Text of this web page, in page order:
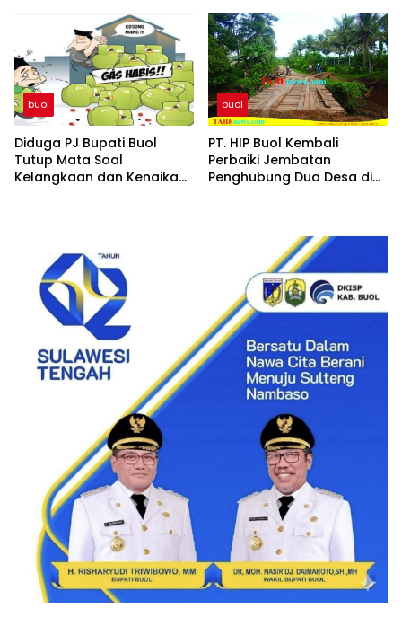
Berkelanjutan
buol
Diduga PJ Bupati Buol
Tutup Mata Soal
Kelangkaan dan Kenaikan
buol
PT. HIP Buol Kembali
Perbaiki Jembatan
Penghubung Dua Desa di